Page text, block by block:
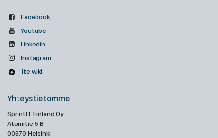
Facebook
Youtube
Linkedin
Instagram
Ite wiki
Yhteystietomme
SprintIT Finland Oy
Atomitie 5 B
00370 Helsinki